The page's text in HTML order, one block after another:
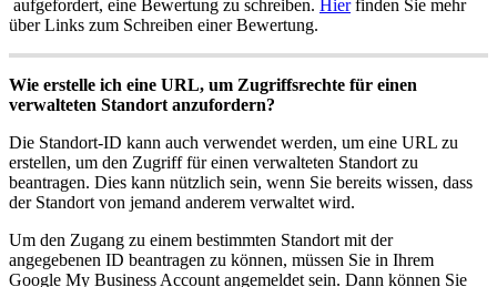
aufgefordert, eine Bewertung zu schreiben. Hierfinden Sie mehr
über Links zum Schreiben einer Bewertung.
Wie erstelle ich eine URL, um Zugriffsrechte für einen
verwalteten Standort anzufordern?
Die Standort-ID kann auch verwendet werden, um eine URL zu
erstellen, um den Zugriff für einen verwalteten Standort zu
beantragen. Dies kann nützlich sein, wenn Sie bereits wissen, dass
der Standort von jemand anderem verwaltet wird.
Um den Zugang zu einem bestimmten Standort mit der
angegebenen ID beantragen zu können, müssen Sie in Ihrem
Google My Business Account angemeldet sein. Dann können Sie